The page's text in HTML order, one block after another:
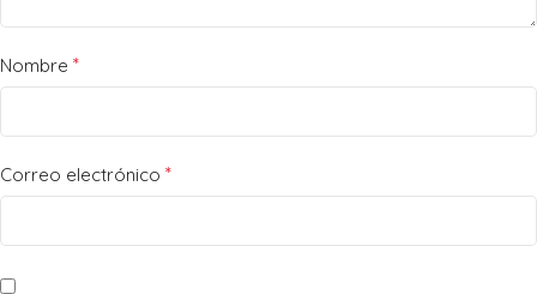
Nombre *
Correo electrónico *